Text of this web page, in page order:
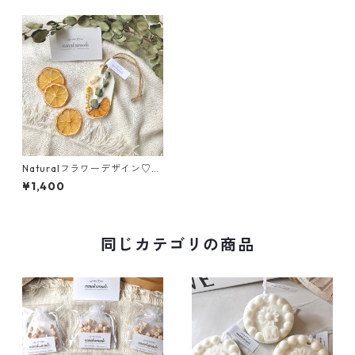
Naturalフラワーデザイン♡オ
シャレなアロマサシェ《○○
の香り》アロマワックスバ
¥1,400
同じカテゴリの商品